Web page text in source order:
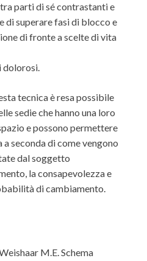
parti di sé contrastanti e
di superare fasi di blocco e
di fronte a scelte di vita
tecnica è resa possibile
sedie che hanno una loro
e possono permettere
seconda di come vengono
dal soggetto
la consapevolezza e
di cambiamento.
M.E. Schema